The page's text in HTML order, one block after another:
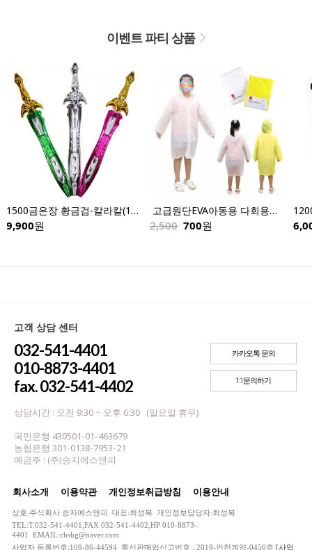
이벤트 파티 상품
1500금은장 황금검-칼라칼(12개입)
9,900원
고급원단EVA아동용 다회용우의
2,500 700원
고객 상담 센터
032-541-4401
010-8873-4401
fax. 032-541-4402
상담시간 : 오전 9:30 ~ 오후 6:30 (일요일 휴무)
국민은행 430501-01-463679
농협은행 301-0138-7953-21
예금주 : (주)승지에스앤피
카카오톡 문의
1:1문의하기
회사소개 이용약관 개인정보취급방침 이용안내
상호:주식회사 승지에스앤피 대표:최성복 개인정보담당자:최성복
TEL:T.032-541-4401,FAX 032-541-4402,HP 010-8873-
4401 EMAIL:chshg@naver.com
사업자 등록번호:109-86-44594 통신판매업신고번호 : 2019-인천계양-0456호 [사업